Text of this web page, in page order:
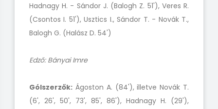
Hadnagy H. - Sándor J. (Balogh Z. 51'), Veres R.
(Csontos I. 51'), Usztics I., Sándor T. - Novák T.,
Balogh G. (Halász D. 54')
Edző: Bányai Imre
Gólszerzők: Ágoston A. (84'), illetve Novák T.
(6', 26', 50', 73', 85', 86'), Hadnagy H. (29'),